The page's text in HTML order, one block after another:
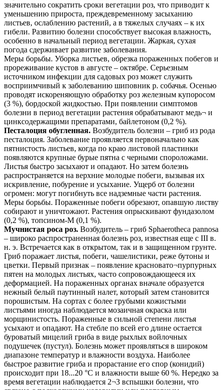
значительно сократить сроки вегетации роз, что приводит к
уменьшению прироста, преждевременному засыханию
листьев, ослаблению растений, а в тяжелых случаях – к их
гибели. Развитию болезни способствует высокая влажность,
особенно в начальный период вегетации. Жаркая, сухая
погода сдерживает развитие заболевания.
Меры борьбы. Уборка листьев, обрезка пораженных побегов и
прореживание кустов в августе – октябре. Серьезным
источником инфекции для садовых роз может служить
восприимчивый к заболеванию шиповник р. собачья. Осенью
проводят искореняющую обработку роз железным купоросом
(3 %), бордоской жидкостью. При появлении симптомов
болезни в период вегетации растения обрабатывают медь¬ и
цинксодержащими препаратами, байлетоном (0,2 %).
Песталоция обугленная. Возбудитель болезни – гриб из рода
песталоция. Заболевание проявляется первоначально как
пятнистость листьев, когда по краю листовой пластинки
появляются крупные бурые пятна с черными спороложами.
Листья быстро засыхают и опадают. Но затем болезнь
распространяется на верхние молодые побеги, вызывая их
искривление, побурение и усыхание. Ущерб от болезни
огромен: могут погибнуть все надземные части растения.
Меры борьбы. Пораженные побеги обрезают, опавшую листву
собирают и уничтожают. Растения опрыскивают фундазолом
(0,2 %), топсином-М (0,1 %).
Мучнистая роса роз. Возбудитель – гриб Sphaerotheca pannosa
– широко распространенная болезнь роз, известная еще с III в.
н. э. Встречается как в открытом, так и в защищенном грунте.
Гриб поражает листья, побеги, чашелистики, реже бутоны и
цветки. Первый признак – появление красновато¬пурпурных
пятен на молодых листьях, часто сопровождающееся их
деформацией. На пораженных органах вначале образуется
нежный белый паутинный налет, который затем становится
порошистым. На сортах с более грубыми кожистыми
листьями иногда наблюдается мозаичная окраска или
морщинистость. Пораженные в сильной степени листья
усыхают и опадают. На стебле по всей его длине остается
буроватый мицелий гриба в виде рыхлых войлочных
подушечек (пустул). Болезнь может проявляться в широком
диапазоне температур и влажности воздуха. Наиболее
быстрое развитие гриба и прорастание его спор (конидий)
происходит при 18...20 °C и влажности выше 60 %. Нередко за
время вегетации наблюдается 2¬3 вспышки болезни, что